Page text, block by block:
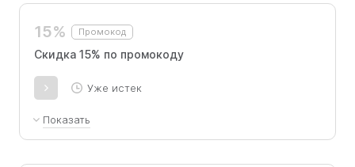
15% Промокод
Скидка 15% по промокоду
Уже истек
Показать